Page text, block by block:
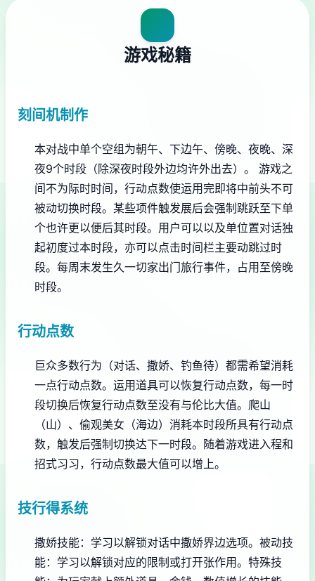
游戏秘籍
刻间机制作
本对战中单个空组为朝午、下边午、傍晚、夜晚、深
夜9个时段（除深夜时段外边均许外出去）。
游戏之
间不为际时时间，行动点数使运用完即将中前头不可
被动切换时段。 某些项件触发展后会强制跳跃至下单
个也许更以便后其时段。 用户可以以及单位置对话独
起初度过本时段，亦可以点击时间栏主要动跳过时
段。 每周末发生久一切家出门旅行事件，占用至傍晚
时段。
行动点数
巨众多数行为（对话、撒娇、钓鱼待）都需希望消耗
一点行动点数。 运用道具可以恢复行动点数，每一时
段切换后恢复行动点数至没有与伦比大值。 爬山
（山）、偷观美女（海边）消耗本时段所具有行动点
数，触发后强制切换达下一时段。 随着游戏进入程和
招式习习，行动点数最大值可以增上。
技行得系统
撒娇技能：学习以解锁对话中撒娇界边选项。 被动技
能：学习以解锁对应的限制或打开张作用。 特殊技